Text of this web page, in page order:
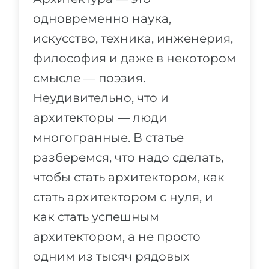
Города
ПРОФЕССИИ
Примеры вакансий
Тест Голланда
Тест Карта Интересов
Тест RIASEC
Успехна
100%
ПОСТУПАЕМ НА...
Медицина
Инженерия
ПОСТУПАЕМ ИЗ...
Россия
Украина
Казахстан
Азербайджан
Армения
одновременно наука,
искусство, техника, инженерия,
философия и даже в некотором
смысле — поэзия.
Неудивительно, что и
архитекторы — люди
многогранные. В статье
разберемся, что надо сделать,
чтобы стать архитектором, как
стать архитектором с нуля, и
как стать успешным
архитектором, а не просто
одним из тысяч рядовых